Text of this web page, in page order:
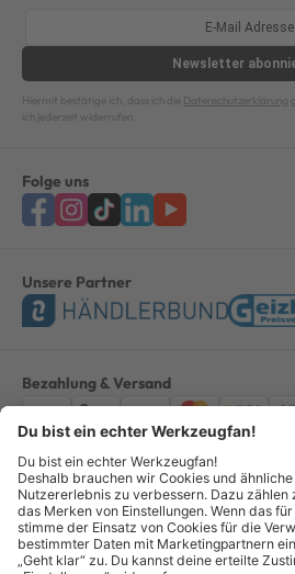
Newsletter
Hiermit bestätige ich, dass ich die Datenschutzerklärung
ich jederzeit widerrufen.
Folge uns
Unsere Partner
Bezahlung & Versand
ImpressumAGBDatenschutzWiderruf
Alle Preise verstehen sich inkl. ges. MwSt.
Deutschlands, bei Bestellungen
© Copyright 2026 GOTOOLS GmbH - Alle